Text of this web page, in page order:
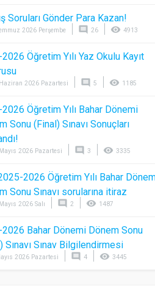
Soruları Gönder Para Kazan!
2026 Perşembe comment 26 visibility 4913
Öğretim Yılı Yaz Okulu Kayıt
2026 Pazartesi comment 5 visibility 1185
Öğretim Yılı Bahar Dönemi
Sonu (Final) Sınavı Sonuçları
2026 Pazartesi comment 3 visibility 3335
2026 Öğretim Yılı Bahar
Sonu Sınavı sorularına itiraz
2026 Salı comment 2 visibility 1487
Bahar Dönemi Dönem Sonu
Sınavı Sınav Bilgilendirmesi
2026 Pazartesi comment 4 visibility 3445